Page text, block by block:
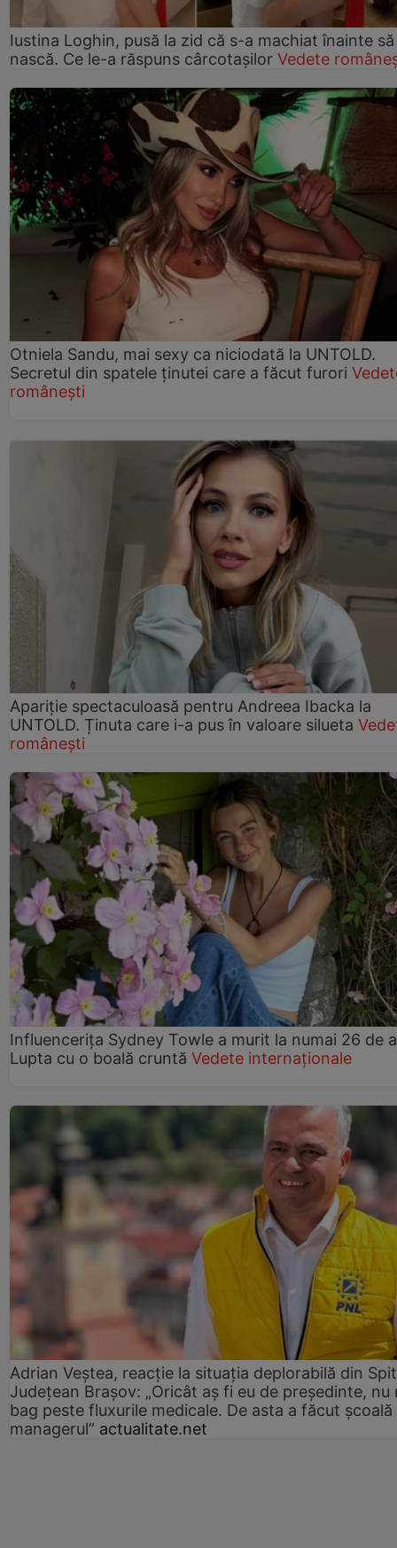
Iustina Loghin, pusă la zid că s-a machiat înainte să
nască. Ce le-a răspuns cârcotașilor Vedete
Otniela Sandu, mai sexy ca niciodată la UNTOLD.
Secretul din spatele ținutei care a făcut furori
românești
Apariție spectaculoasă pentru Andreea Ibacka la
UNTOLD. Ținuta care i-a pus în valoare silueta
românești
Influencerița Sydney Towle a murit la numai 26 de
Lupta cu o boală cruntă Vedete internaționale
Adrian Veștea, reacție la situația deplorabilă din
Județean Brașov: „Oricât aș fi eu de președinte, nu
bag peste fluxurile medicale. De asta a făcut școală
managerul” actualitate.net